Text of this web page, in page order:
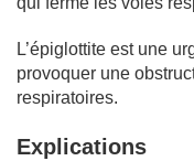
L’épiglottite est une
provoquer une
respiratoires.
Explications